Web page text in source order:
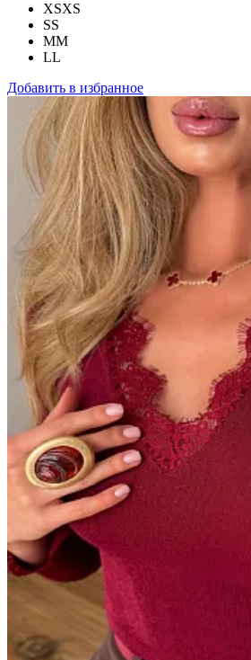
XSXS
SS
MM
LL
Добавить в избранное